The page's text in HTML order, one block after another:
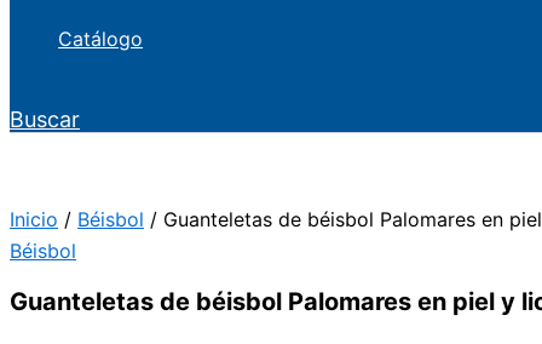
Catálogo
Buscar
Inicio / Béisbol / Guanteletas de béisbol Palomares en
Béisbol
Guanteletas de béisbol Palomares en piel y